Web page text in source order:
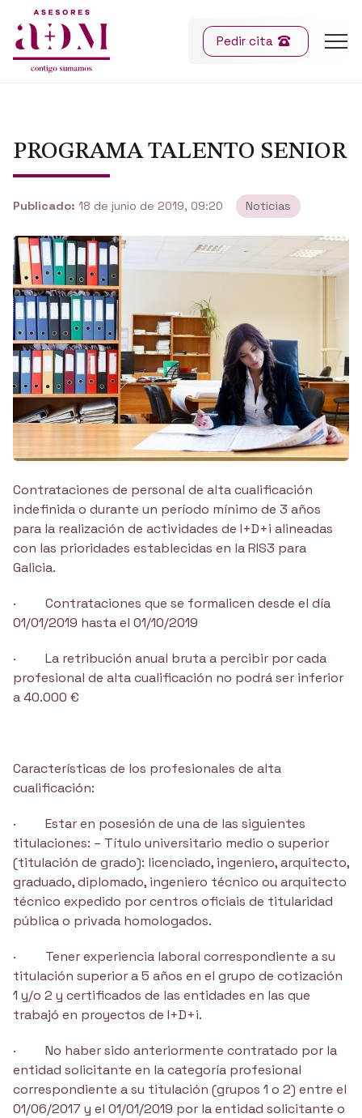
Pedir cita
PROGRAMA TALENTO SENIOR
Publicado: 18 de junio de 2019, 09:20 Noticias
Contrataciones de personal de alta cualificación
indefinida o durante un período mínimo de 3 años
para la realización de actividades de I+D+i alineadas
con las prioridades establecidas en la RIS3 para
Galicia.
· Contrataciones que se formalicen desde el día
01/01/2019 hasta el 01/10/2019
· La retribución anual bruta a percibir por cada
profesional de alta cualificación no podrá ser inferior
a 40.000 €
Características de los profesionales de alta
cualificación:
· Estar en posesión de una de las siguientes
titulaciones: – Título universitario medio o superior
(titulación de grado): licenciado, ingeniero, arquitecto,
graduado, diplomado, ingeniero técnico ou arquitecto
técnico expedido por centros oficiais de titularidad
pública o privada homologados.
· Tener experiencia laboral correspondiente a su
titulación superior a 5 años en el grupo de cotización
1 y/o 2 y certificados de las entidades en las que
trabajó en proyectos de I+D+i.
· No haber sido anteriormente contratado por la
entidad solicitante en la categoría profesional
correspondiente a su titulación (grupos 1 o 2) entre el
01/06/2017 y el 01/01/2019 por la entidad solicitante o